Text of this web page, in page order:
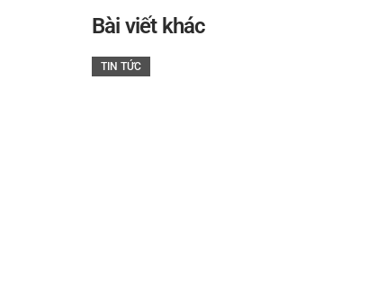
Bài viết khác
TIN TỨC